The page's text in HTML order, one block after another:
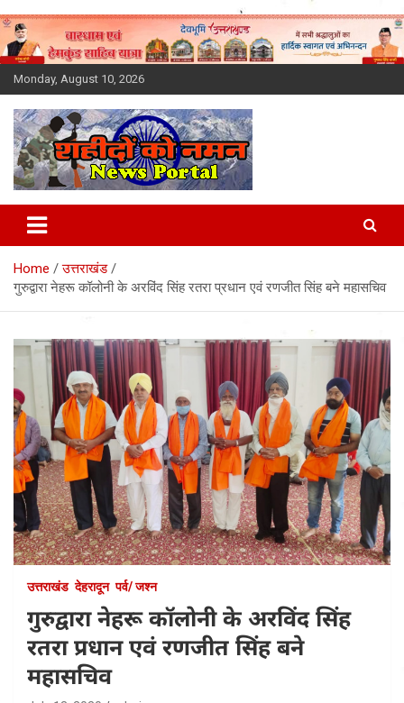
Skip
to
content
Monday, August 10, 2026
Latest News Today, Breaking
News, Uttarakhand News in
Hindi
Home
उत्तराखंड
गुरुद्वारा नेहरू कॉलोनी के अरविंद सिंह रतरा प्रधान एवं रणजीत सिंह बने महासचिव
उत्तराखंड देहरादून पर्व/ जश्न
गुरुद्वारा नेहरू कॉलोनी के अरविंद सिंह
रतरा प्रधान एवं रणजीत सिंह बने
महासचिव